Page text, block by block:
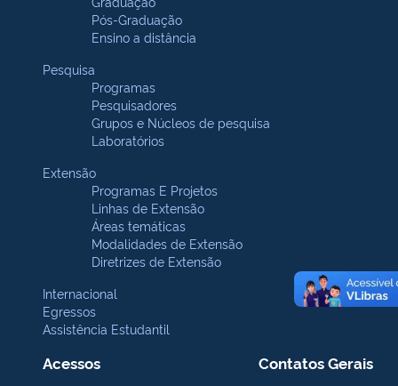
Pós-Graduação
Ensino a distância
Pesquisa
Programas
Pesquisadores
Grupos e Núcleos de pesquisa
Laboratórios
Extensão
Programas E Projetos
Linhas de Extensão
Áreas temáticas
Modalidades de Extensão
Diretrizes de Extensão
Internacional
Egressos
Assistência Estudantil
Acessos Contatos Gerais